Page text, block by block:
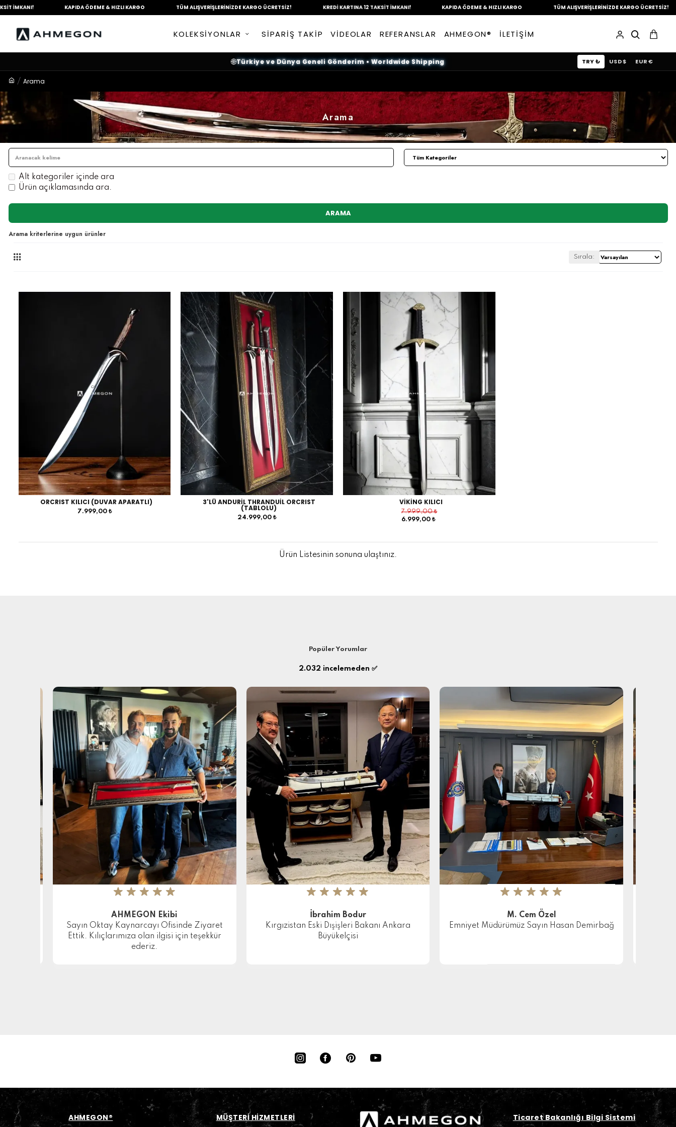
KAPIDA ÖDEME &HIZLI KARGO TÜM ALIŞVERİŞLERİNİZDEKARGO ÜCRETSİZ! KREDİ KARTINA12 TAKSİT İMKANI! KAPIDA ÖDEME &HIZLI KARGO TÜM ALIŞVERİŞLERİNİZDEKARGO ÜCRETSİZ!
KOLEKSİYONLAR SİPARİŞ TAKİP VİDEOLAR REFERANSLAR AHMEGON® İLETİŞİM
🌐Türkiye ve Dünya Geneli Gönderim•Worldwide Shipping TRY ₺ USD $ EUR €
Arama
Arama
Alt kategoriler içinde ara
Ürün açıklamasında ara.
ARAMA
Arama kriterlerine uygun ürünler
Sırala:
ORCRIST KILICI (DUVAR APARATLI)
7.999,00 ₺
3'LÜ ANDURİL THRANDUİL ORCRIST
(TABLOLU)
24.999,00 ₺
VİKİNG KILICI
6.999,00 ₺
7.999,00 ₺
Ürün Listesinin sonuna ulaştınız.
Popüler Yorumlar
2.032 incelemeden ✅
★ ★ ★ ★ ★
AHMEGON Ekibi
Sayın Oktay Kaynarcayı Ofisinde Ziyaret
Ettik. Kılıçlarımıza olan ilgisi için teşekkür
ederiz.
★ ★ ★ ★ ★
İbrahim Bodur
Kırgızistan Eski Dışişleri Bakanı Ankara
Büyükelçisi
★ ★ ★ ★ ★
M. Cem Özel
Emniyet Müdürümüz Sayın Hasan Demirbağ
AHMEGON® MÜŞTERİ HİZMETLERİ Ticaret Bakanlığı Bilgi Sistemi